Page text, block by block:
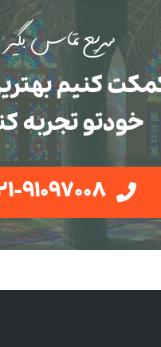
سریع تماس بگیر
کنیم
خودتو تجربه
91097008